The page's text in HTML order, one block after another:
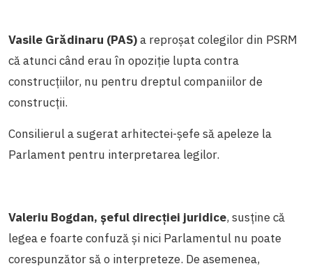
Vasile Grădinaru (PAS)a reproșat colegilor din PSRM
că atunci când erau în opoziție lupta contra
construcțiilor, nu pentru dreptul companiilor de
construcții.
Consilierul a sugerat arhitectei-șefe să apeleze la
Parlament pentru interpretarea legilor.
Valeriu Bogdan, șeful direcției juridice, susține că
legea e foarte confuză și nici Parlamentul nu poate
corespunzător să o interpreteze. De asemenea,